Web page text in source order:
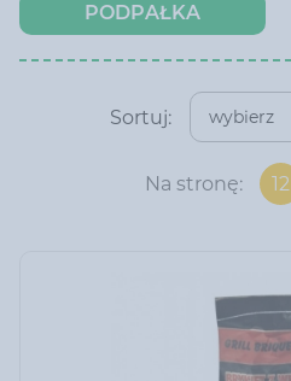
PODPAŁKA
Sortuj: wybierz
Na stronę: 12